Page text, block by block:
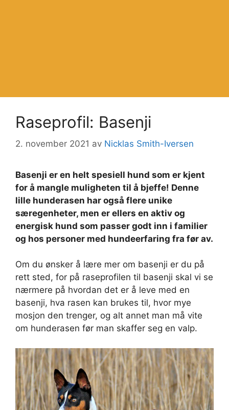
Raseprofil: Basenji
2. november 2021 av Nicklas Smith-Iversen
Basenji er en helt spesiell hund som er kjent
for å mangle muligheten til å bjeffe! Denne
lille hunderasen har også flere unike
særegenheter, men er ellers en aktiv og
energisk hund som passer godt inn i familier
og hos personer med hundeerfaring fra før av.
Om du ønsker å lære mer om basenji er du på
rett sted, for på raseprofilen til basenji skal vi se
nærmere på hvordan det er å leve med en
basenji, hva rasen kan brukes til, hvor mye
mosjon den trenger, og alt annet man må vite
om hunderasen før man skaffer seg en valp.